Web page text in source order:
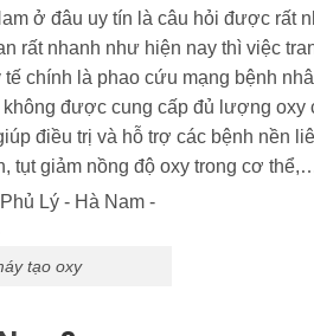
ở đâu uy tín là câu hỏi được rất
rất nhanh như hiện nay thì việc
chính là phao cứu mạng bệnh
được cung cấp đủ lượng oxy
điều trị và hỗ trợ các bệnh nền
tụt giảm nồng độ oxy trong cơ
tạo oxy